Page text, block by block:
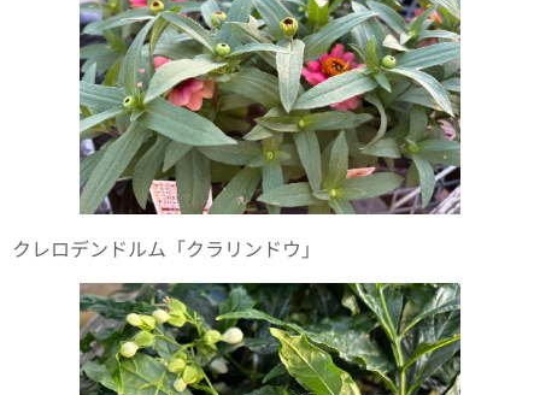
クレロデンドルム「クラリンドウ」